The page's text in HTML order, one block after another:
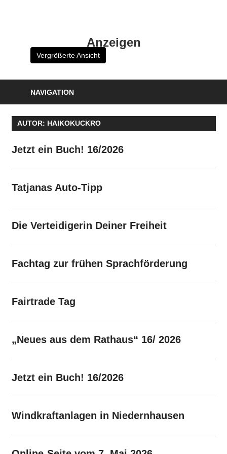
Anzeigen
Vergrößerte Ansicht
NAVIGATION
AUTOR: HAIKOKUCKRO
Jetzt ein Buch! 16/2026
Tatjanas Auto-Tipp
Die Verteidigerin Deiner Freiheit
Fachtag zur frühen Sprachförderung
Fairtrade Tag
„Neues aus dem Rathaus“ 16/ 2026
Jetzt ein Buch! 16/2026
Windkraftanlagen in Niedernhausen